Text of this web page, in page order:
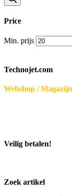
Price
Min. prijs
Technojet.com
Webshop /
Veilig betalen!
Zoek artikel